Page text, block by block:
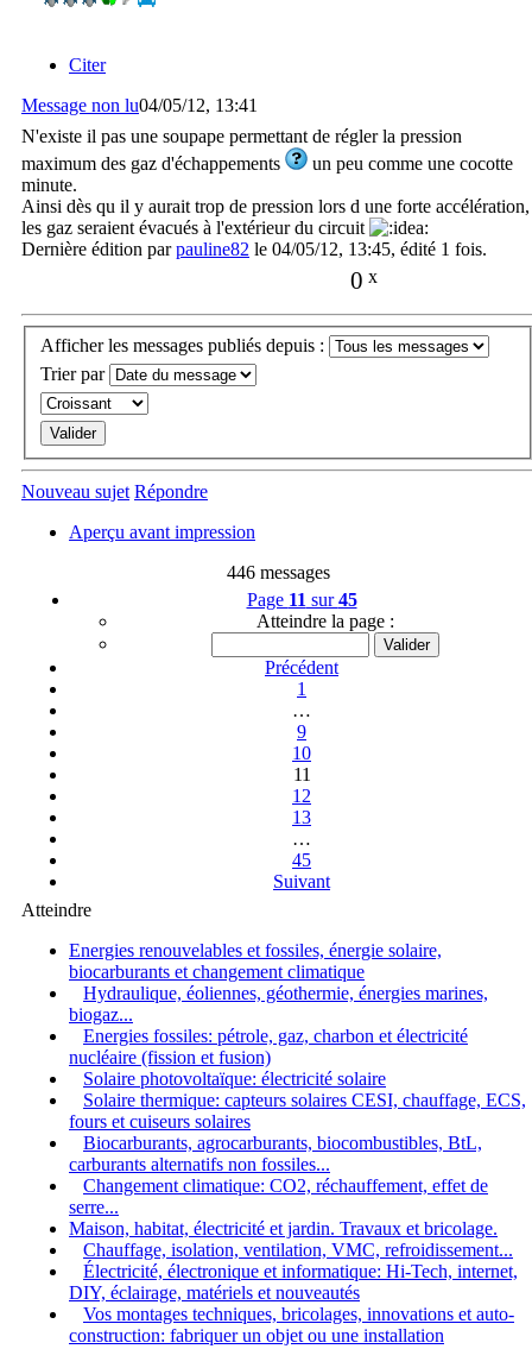
Citer
Message non lu04/05/12, 13:41
N'existe il pas une soupape permettant de régler la pression
maximum des gaz d'échappements
un peu comme une cocotte
minute.
Ainsi dès qu il y aurait trop de pression lors d une forte accélération,
les gaz seraient évacués à l'extérieur du circuit
Dernière édition parpauline82 le 04/05/12, 13:45, édité 1 fois.
0 x
Afficher les messages publiés depuis :
Trier par
Nouveau sujet Répondre
Aperçu avant impression
446 messages
Page 11 sur45
Atteindre la page :
Précédent
1
…
9
10
11
12
13
…
45
Suivant
Atteindre
Energies renouvelables et fossiles, énergie solaire,
biocarburants et changement climatique
Hydraulique, éoliennes, géothermie, énergies marines,
biogaz...
Energies fossiles: pétrole, gaz, charbon et électricité
nucléaire (fission et fusion)
Solaire photovoltaïque: électricité solaire
Solaire thermique: capteurs solaires CESI, chauffage, ECS,
fours et cuiseurs solaires
Biocarburants, agrocarburants, biocombustibles, BtL,
carburants alternatifs non fossiles...
Changement climatique: CO2, réchauffement, effet de
serre...
Maison, habitat, électricité et jardin. Travaux et bricolage.
Chauffage, isolation, ventilation, VMC, refroidissement...
Électricité, électronique et informatique: Hi-Tech, internet,
DIY, éclairage, matériels et nouveautés
Vos montages techniques, bricolages, innovations et auto-
construction: fabriquer un objet ou une installation